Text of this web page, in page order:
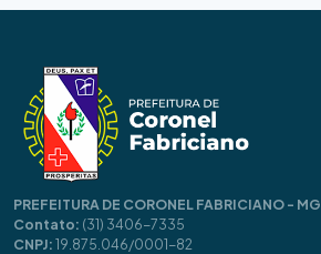
PREFEITURA DE CORONEL FABRICIANO - MG
Contato: (31) 3406-7335
CNPJ:19.875.046/0001-82